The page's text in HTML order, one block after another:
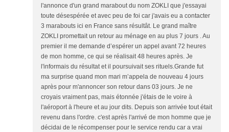
l'annonce d'un grand marabout du nom ZOKLI que j'essayai
toute désespérée et avec peu de foi car j'avais eu a contacter
3 marabouts ici en France sans résultât. Le grand maître
ZOKLI promettait un retour au ménage en au plus 7 jours . Au
premier il me demande d’espérer un appel avant 72 heures
de mon homme, ce qui se réalisait 48 heures après. Je
l'informais du résultat et il poursuivait ses rituels.Grande fut
ma surprise quand mon mari m’appela de nouveau 4 jours
après pour m'annoncer son retour dans 03 jours. Je ne
croyais vraiment pas, mais étonnée j'étais de le voire à
l'aéroport à l'heure et au jour dits. Depuis son arrivée tout était
revenu dans l'ordre. c'est après l'arrivé de mon homme que je
décidai de le récompenser pour le service rendu car a vrai